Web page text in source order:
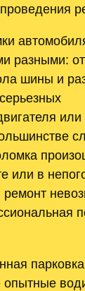
разными: от
шины и
или
или в